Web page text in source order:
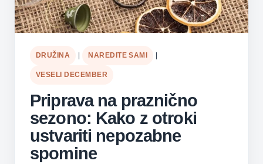
DRUŽINA NAREDITE SAMI
VESELI DECEMBER
Priprava na praznično
sezono: Kako z otroki
ustvariti nepozabne
spomine